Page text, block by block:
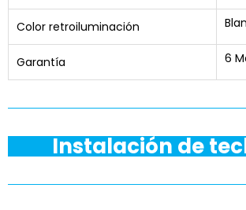
Color retroiluminación
Garantía 6
Instalación de